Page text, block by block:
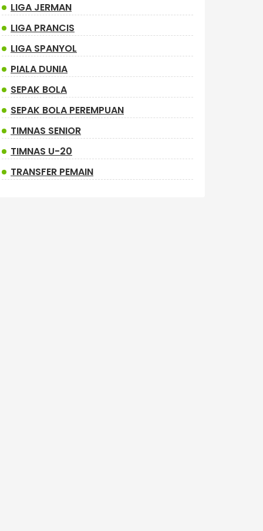
LIGA JERMAN
LIGA PRANCIS
LIGA SPANYOL
PIALA DUNIA
SEPAK BOLA
SEPAK BOLA PEREMPUAN
TIMNAS SENIOR
TIMNAS U-20
TRANSFER PEMAIN